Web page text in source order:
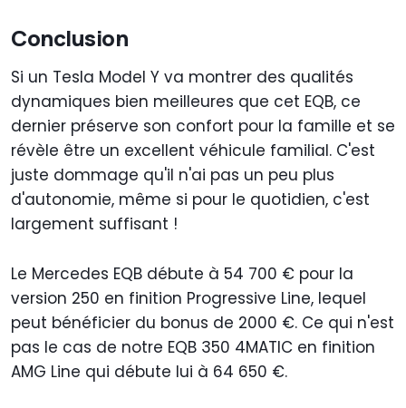
Conclusion
Si un Tesla Model Y va montrer des qualités
dynamiques bien meilleures que cet EQB, ce
dernier préserve son confort pour la famille et se
révèle être un excellent véhicule familial. C'est
juste dommage qu'il n'ai pas un peu plus
d'autonomie, même si pour le quotidien, c'est
largement suffisant !
Le Mercedes EQB débute à 54 700 € pour la
version 250 en finition Progressive Line, lequel
peut bénéficier du bonus de 2000 €. Ce qui n'est
pas le cas de notre EQB 350 4MATIC en finition
AMG Line qui débute lui à 64 650 €.